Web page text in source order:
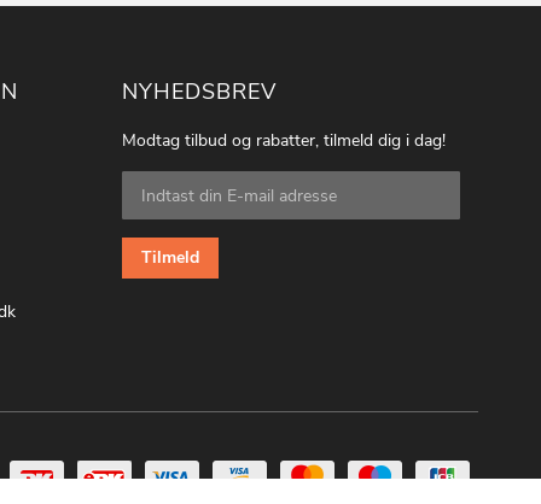
NYHEDSBREV
Modtag tilbud og rabatter, tilmeld dig i dag!
Tilmeld
dig
vores
nyhedsbrev:
Tilmeld